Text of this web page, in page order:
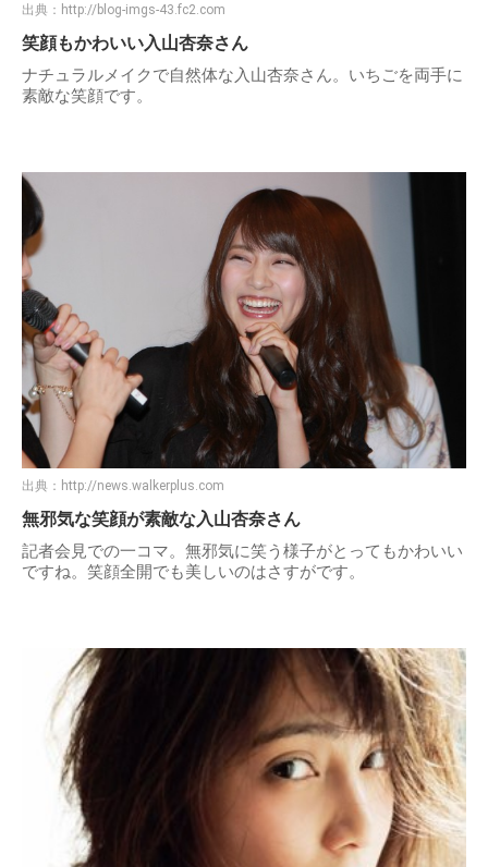
出典： http://blog-imgs-43.fc2.com
笑顔もかわいい入山杏奈さん
ナチュラルメイクで自然体な入山杏奈さん。いちごを両手に
素敵な笑顔です。
出典： http://news.walkerplus.com
無邪気な笑顔が素敵な入山杏奈さん
記者会見での一コマ。無邪気に笑う様子がとってもかわいい
ですね。笑顔全開でも美しいのはさすがです。